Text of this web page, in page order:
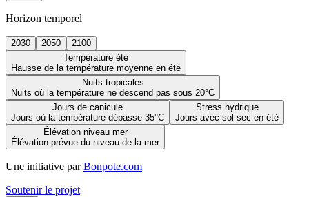
Horizon temporel
2030 2050
2100
Température été
Hausse de la température moyenne en été
Nuits tropicales
Nuits où la température ne descend pas sous 20°C
Jours de canicule
Jours où la température dépasse 35°C
Stress hydrique
Jours avec sol sec en été
Élévation niveau mer
Élévation prévue du niveau de la mer
Une initiative par Bonpote.com
Soutenir le projet